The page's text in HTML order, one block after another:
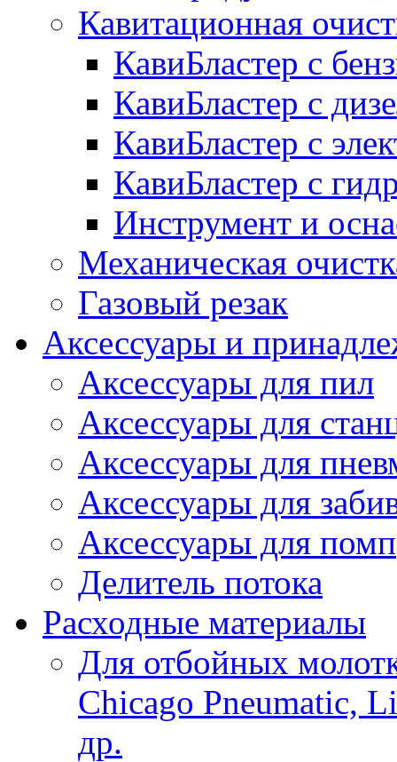
Кавитационная
КавиБластер с
КавиБластер с
КавиБластер с
КавиБластер с
Инструмент и
Механическая
Газовый резак
Аксессуары и
Аксессуары для пил
Аксессуары для
Аксессуары для
Аксессуары для
Аксессуары для помп
Делитель потока
Расходные материалы
Для отбойных
Chicago Pneumatic,
др.